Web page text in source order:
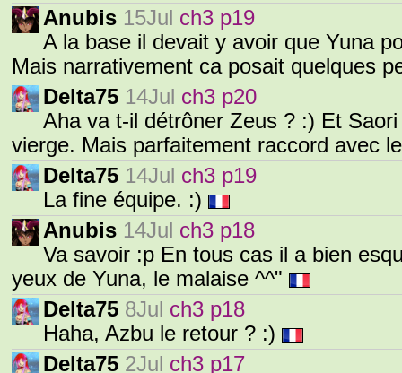
Anubis 15Jul ch3 p19
A la base il devait y avoir que Yuna
Mais narrativement ca posait quelques
Delta75 14Jul ch3 p20
Aha va t-il détrôner Zeus ? :) Et
vierge. Mais parfaitement raccord avec
Delta75 14Jul ch3 p19
La fine équipe. :)
Anubis 14Jul ch3 p18
Va savoir :p En tous cas il a bien
yeux de Yuna, le malaise ^^"
Delta75 8Jul ch3 p18
Haha, Azbu le retour ? :)
Delta75 2Jul ch3 p17